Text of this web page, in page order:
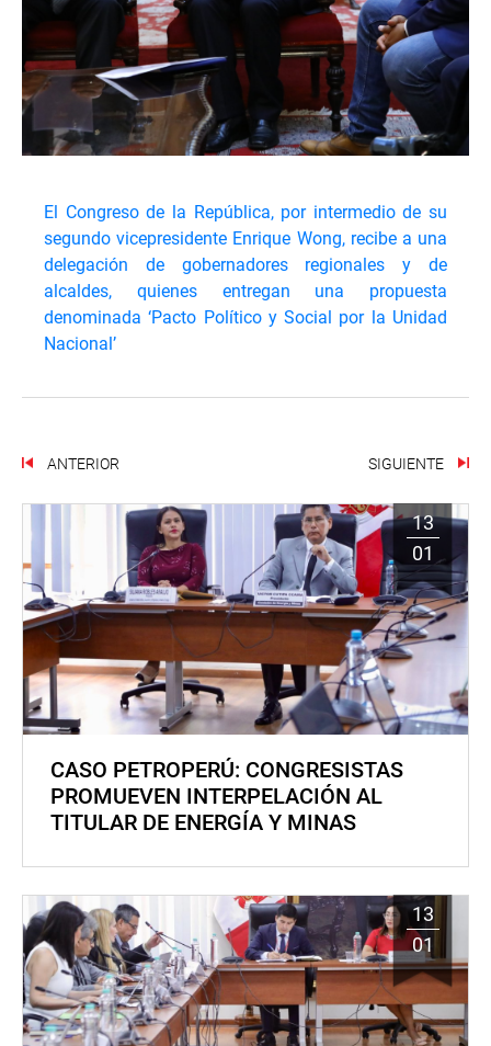
El Congreso de la República, por intermedio de su
segundo vicepresidente Enrique Wong, recibe a una
delegación de gobernadores regionales y de
alcaldes, quienes entregan una propuesta
denominada ‘Pacto Político y Social por la Unidad
Nacional’
ANTERIOR SIGUIENTE
13
01
CASO PETROPERÚ: CONGRESISTAS
PROMUEVEN INTERPELACIÓN AL
TITULAR DE ENERGÍA Y MINAS
13
01